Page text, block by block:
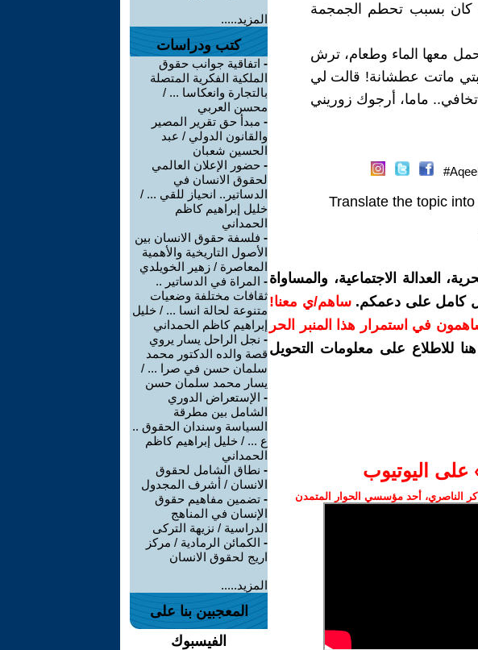
كان بسبب تحطم الجمجمة
معها الماء وطعام، ترش
ماتت عطشانة! قالت لي
ماما، أرجوك زوريني
Translate the topic
العدالة الاجتماعية، والمساواة
كامل على دعمكم.ساهم/ي معنا!
تساهمون في استمرار هذا المنبر الحر
هنا للاطلاع على معلومات التحويل
على اليوتيوب
الناصري، أحد مؤسسي الحوار المتمدن
المزيد.....
كتب ودراسات
- اتفاقية جوانب حقوق
الملكية الفكرية المتصلة
بالتجارة وانعكاسا ... /
محسن العربي
- مبدأ حق تقرير المصير
والقانون الدولي / عبد
الحسين شعبان
- حضور الإعلان العالمي
لحقوق الانسان في
الدساتير.. انحياز للقي ... /
خليل إبراهيم كاظم
الحمداني
- فلسفة حقوق الانسان بين
الأصول التاريخية والأهمية
المعاصرة / زهير الخويلدي
- المراة في الدساتير ..
ثقافات مختلفة وضعيات
متنوعة لحالة انسا ... / خليل
إبراهيم كاظم الحمداني
- نجل الراحل يسار يروي
قصة والده الدكتور محمد
سلمان حسن في صرا ... /
يسار محمد سلمان حسن
- الإستعراض الدوري
الشامل بين مطرقة
السياسة وسندان الحقوق ..
ع ... / خليل إبراهيم كاظم
الحمداني
- نطاق الشامل لحقوق
الانسان / أشرف المجدول
- تضمين مفاهيم حقوق
الإنسان في المناهج
الدراسية / نزيهة التركى
- الكمائن الرمادية / مركز
اريج لحقوق الانسان
المزيد.....
المعجبين بنا على
الفيسبوك